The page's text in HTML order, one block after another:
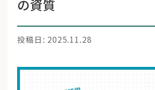
運営会社
関連書籍
の資質
投稿日: 2025.11.28